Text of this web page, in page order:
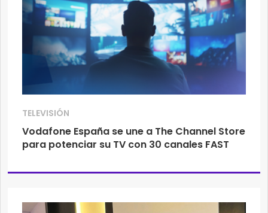
TELEVISIÓN
Vodafone España se une a The Channel Store
para potenciar su TV con 30 canales FAST